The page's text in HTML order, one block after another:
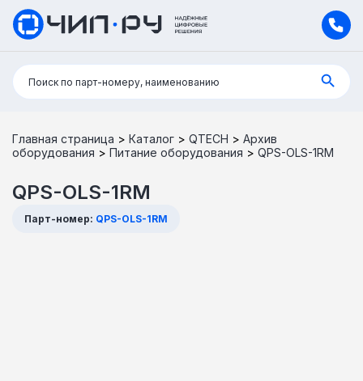
Поиск:
Поиск по парт-номеру, наименованию
Главная страница > Каталог > QTECH > Архив
оборудования > Питание оборудования > QPS-OLS-1RM
QPS-OLS-1RM
Парт-номер: QPS-OLS-1RM